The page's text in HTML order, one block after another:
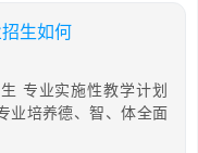
生如何
专业实施性教学计划
业培养德、智、体全面